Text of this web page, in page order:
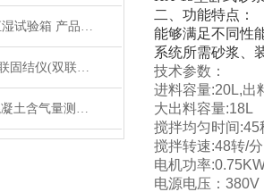
STR-HS2恒温恒湿试验箱 产品展示
WG型单杠杆双联固结仪(双联低压双联中压）产品展示
GQC-1改良法混凝土含气量测定仪产品展示
二、功能特点：
能够满足不同性
系统所需砂浆、
技术参数：
进料容量:20L,出
大出料容量:18L
搅拌均匀时间:45
搅拌转速:48转/分
电机功率
电源电压： 380V